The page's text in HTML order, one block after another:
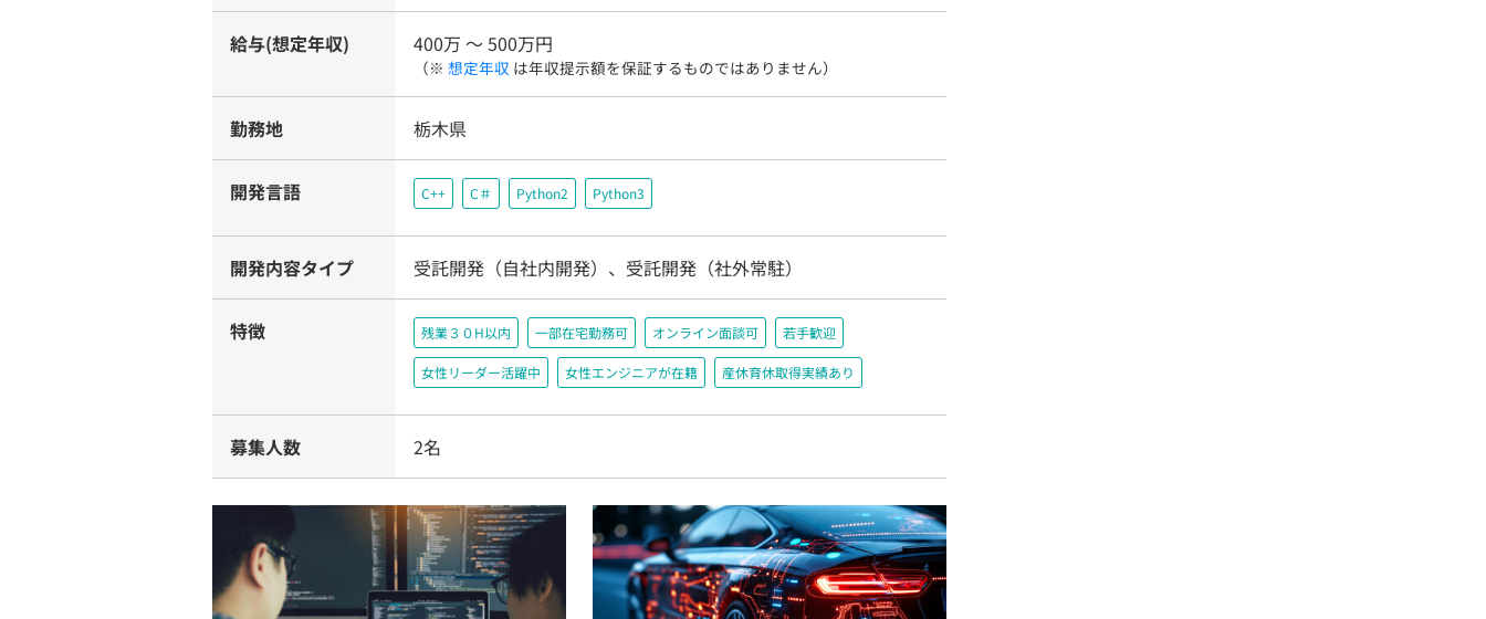
給与(想定年収) 400万 〜 500万円
（※ 想定年収 は年収提示額を保証するものではありません）
勤務地 栃木県
開発言語 C++ C＃ Python2 Python3
開発内容タイプ 受託開発（自社内開発）、受託開発（社外常駐）
特徴 残業３０H以内 一部在宅勤務可 オンライン面談可 若手歓迎
女性リーダー活躍中 女性エンジニアが在籍 産休育休取得実績あり
募集人数 2名